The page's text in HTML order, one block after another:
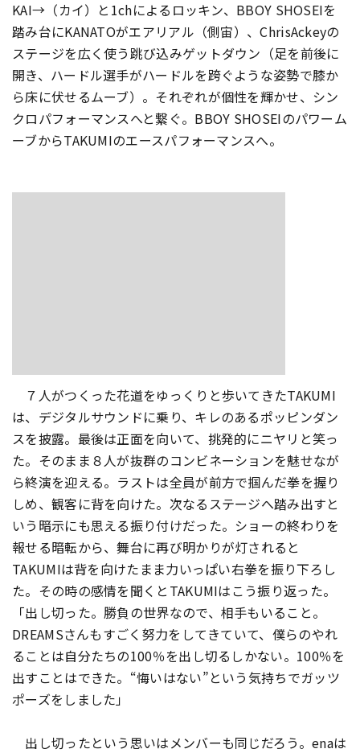
KAI→（カイ） と1chによるロッキン、BBOY SHOSEIを
踏み台にKANATOがエアリアル（側宙）、ChrisAckeyの
ステージを広く使う跳び込みゲットダウン（足を前後に
開き、ハードル選手がハードルを跨ぐような姿勢で膝か
ら床に伏せるムーブ）。 それぞれが個性を輝かせ、シン
クロパフォーマンスへと繋ぐ。 BBOY SHOSEIのパワーム
ーブからTAKUMIのエースパフォーマンスへ。
７人がつくった花道をゆっくりと歩いてきたTAKUMI
は、デジタルサウンドに乗り、キレのあるポッピンダン
スを披露。最後は正面を向いて、挑発的にニヤリと笑っ
た。そのまま８人が抜群のコンビネーションを魅せなが
ら終演を迎える。ラストは全員が前方で掴んだ拳を握り
しめ、観客に背を向けた。 次なるステージへ踏み出すと
いう暗示にも思える振り付けだった。 ショーの終わりを
報せる暗転から、舞台に再び明かりが灯されると
TAKUMIは背を向けたまま力いっぱい右拳を振り下ろし
た。 その時の感情を聞くとTAKUMIはこう振り返った。
「出し切った。勝負の世界なので、相手もいること。
DREAMSさんもすごく努力をしてきていて、 僕らのやれ
ることは自分たちの100％を出し切るしかない。 100％を
出すことはできた。“悔いはない”という気持ちでガッツ
ポーズをしました」
出し切ったという思いはメンバーも同じだろう。 enaは